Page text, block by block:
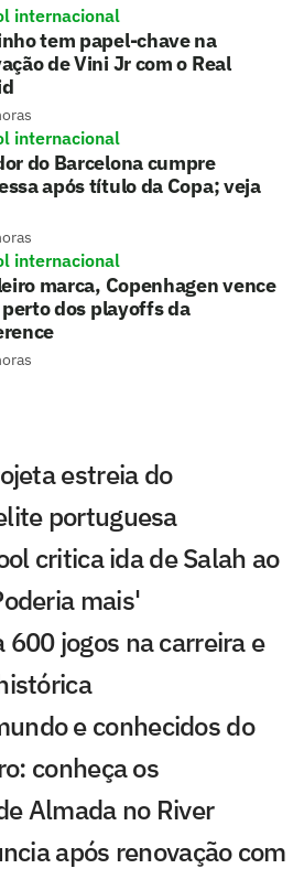
internacional
tem papel-chave na
de Vini Jr com o Real
internacional
do Barcelona cumpre
após título da Copa; veja
internacional
marca, Copenhagen vence
dos playoffs da
estreia do
portuguesa
critica ida de Salah ao
mais'
jogos na carreira e
e conhecidos do
conheça os
Almada no River
após renovação com